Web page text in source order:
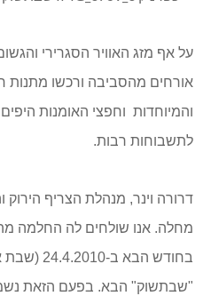
על אף מזג האוויר הסגרירי
אורחים מהסביבה ורכשו מתנות
והמיוחדות וחפצי האומנות
לתשבוחות רבות.
דרורה וינר, מנהלת הצריף הירוק
מחלה. אנו שולחים לה החלמה
בחודש
"שבתשוק" הבא. בפעם הזאת